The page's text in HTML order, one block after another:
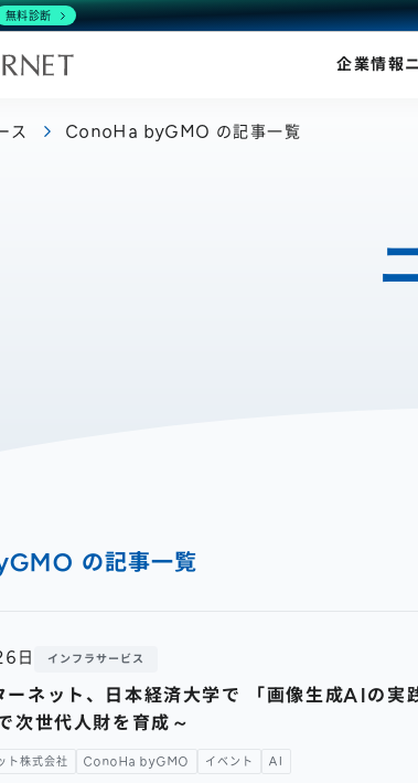
企業情報
ス ConoHa byGMO の記事一覧
の記事一覧
日 インフラサービス
ネット、日本経済大学で 「画像生成AIの
次世代人財を育成～
ト株式会社 ConoHa byGMO イベント AI
無料診断